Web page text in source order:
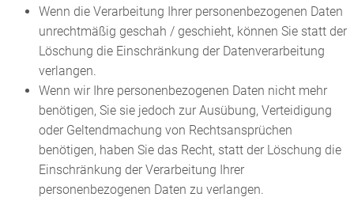
Wenn die Verarbeitung Ihrer personenbezogenen Daten
unrechtmäßig geschah / geschieht, können Sie statt der
Löschung die Einschränkung der Datenverarbeitung
verlangen.
Wenn wir Ihre personenbezogenen Daten nicht mehr
benötigen, Sie sie jedoch zur Ausübung, Verteidigung
oder Geltendmachung von Rechtsansprüchen
benötigen, haben Sie das Recht, statt der Löschung die
Einschränkung der Verarbeitung Ihrer
personenbezogenen Daten zu verlangen.